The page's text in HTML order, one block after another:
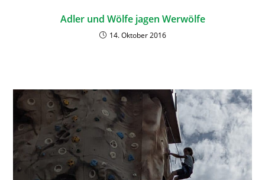
Adler und Wölfe jagen Werwölfe
14. Oktober 2016